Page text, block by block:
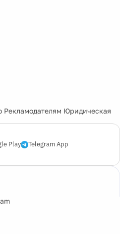
Рекламодателям Юридическая
Play Telegram App